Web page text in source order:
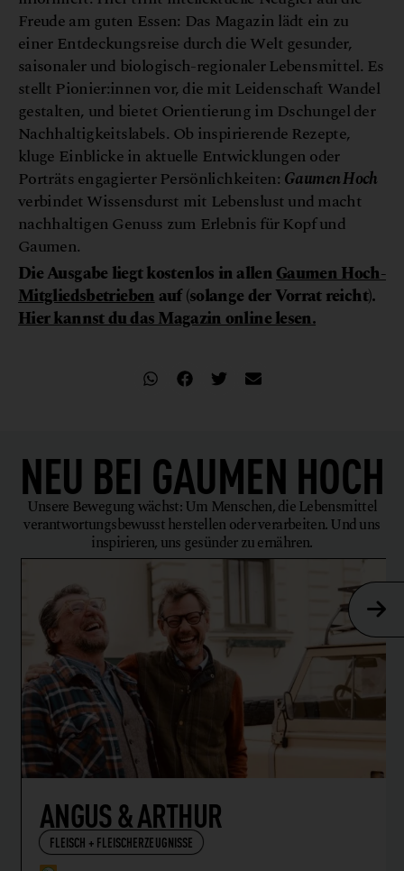
Freude am guten Essen: Das Magazin lädt ein zu
einer Entdeckungsreise durch die Welt gesunder,
saisonaler und biologisch-regionaler Lebensmittel. Es
stellt Pionier:innen vor, die mit Leidenschaft Wandel
gestalten, und bietet Orientierung im Dschungel der
Nachhaltigkeitslabels. Ob inspirierende Rezepte,
kluge Einblicke in aktuelle Entwicklungen oder
Porträts engagierter Persönlichkeiten: Gaumen Hoch
verbindet Wissensdurst mit Lebenslust und macht
nachhaltigen Genuss zum Erlebnis für Kopf und
Gaumen.
Die Ausgabe liegt kostenlos in allenGaumen Hoch-
Mitgliedsbetriebenauf(solange der Vorrat reicht).
Hier kannst du das Magazin online lesen.
NEU BEI GAUMEN HOCH
Unsere Bewegung wächst: Um Menschen, die Lebensmittel
verantwortungsbewusst herstellen oder verarbeiten. Und uns
inspirieren, uns gesünder zu ernähren.
ANGUS & ARTHUR
FLEISCH + FLEISCHERZEUGNISSE